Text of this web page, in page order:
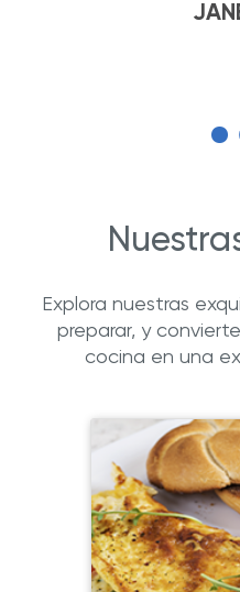
Explora nuestras
preparar, y
cocina en una